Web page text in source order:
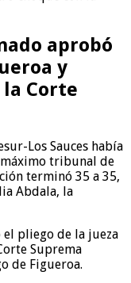
aprobó
y
Corte
Los Sauces había
tribunal de
terminó 35 a 35,
Abdala, la
de Figueroa.